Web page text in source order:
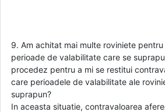
9. Am achitat mai multe roviniete
perioade de valabilitate care se
procedez pentru a mi se restitui
care perioadele de valabilitate ale
suprapun?
In aceasta situatie, contravaloarea